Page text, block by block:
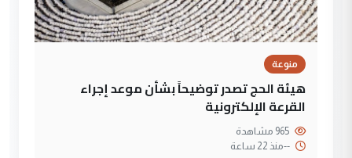
منوعة
هيئة الحج تصدر توضيحاً بشأن موعد إجراء
القرعة الإلكترونية
--منذ 22 ساعة